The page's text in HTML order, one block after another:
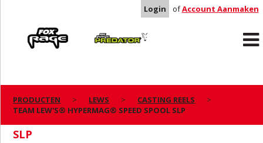
Login ofAccount Aanmaken
Predator
PRODUCTEN LEWS
CASTING REELS
TEAM LEW'S® HYPERMAG® SPEED SPOOL SLP
SLP